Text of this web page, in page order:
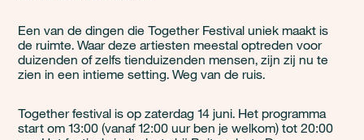
Een van de dingen die Together Festival uniek maakt is
de ruimte. Waar deze artiesten meestal optreden voor
duizenden of zelfs tienduizenden mensen, zijn zij nu te
zien in een intieme setting. Weg van de ruis.
Together festival is op zaterdag 14 juni. Het programma
start om 13:00 (vanaf 12:00 uur ben je welkom) tot 20:00